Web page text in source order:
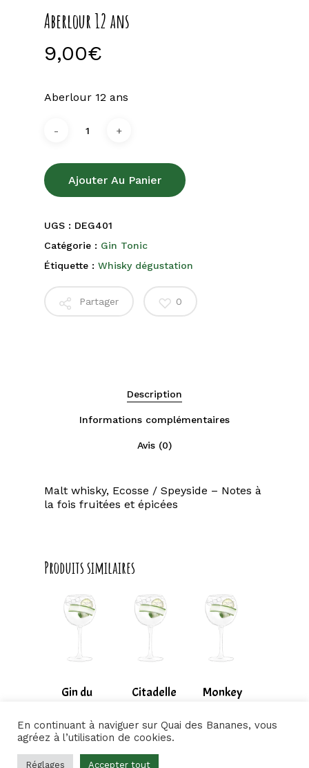
Aberlour 12 ans
9,00€
Aberlour 12 ans
Ajouter Au Panier
UGS : DEG401
Catégorie : Gin Tonic
Étiquette : Whisky dégustation
Partager 0
Description
Informations complémentaires
Avis (0)
Malt whisky, Ecosse / Speyside – Notes à
la fois fruitées et épicées
Produits similaires
Gin du
12,00 €
Citadelle
Monkey
13,50€
En continuant à naviguer sur Quai des Bananes, vous
agréez à l’utilisation de cookies.
Réglages Accepter tout